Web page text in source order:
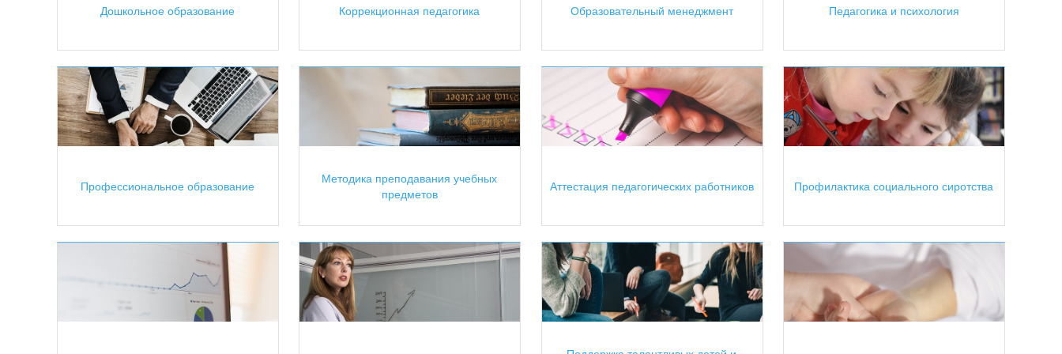
Дошкольное образование Коррекционная педагогика Образовательный менеджмент Педагогика и психология
Профессиональное образование
Методика преподавания учебных
предметов
Аттестация педагогических работников Профилактика социального сиротства